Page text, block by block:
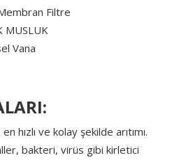
Filtre
MUSLUK
Vana
hızlı ve kolay şekilde arıtımı.
bakteri, virüs gibi kirletici